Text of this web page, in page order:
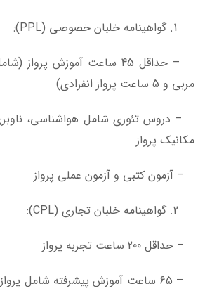
گواهینامه خلبان خصوصی (PPL):
مربی و 5 ساعت پرواز انفرادی)
– دروس تئوری شامل هواشناسی،
مکانیک پرواز
– آزمون کتبی و آزمون عملی پرواز
گواهینامه خلبان تجاری (CPL):
– حداقل 200 ساعت تجربه پرواز
– 65 ساعت آموزش پیشرفته شامل